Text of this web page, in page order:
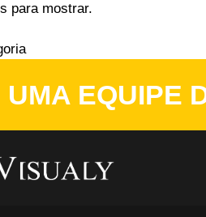
para mostrar.
UMA EQUIPE